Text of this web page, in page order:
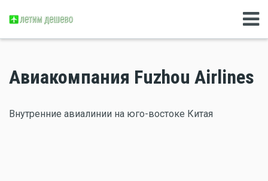
Авиакомпания Fuzhou Airlines
Внутренние авиалинии на юго-востоке Китая